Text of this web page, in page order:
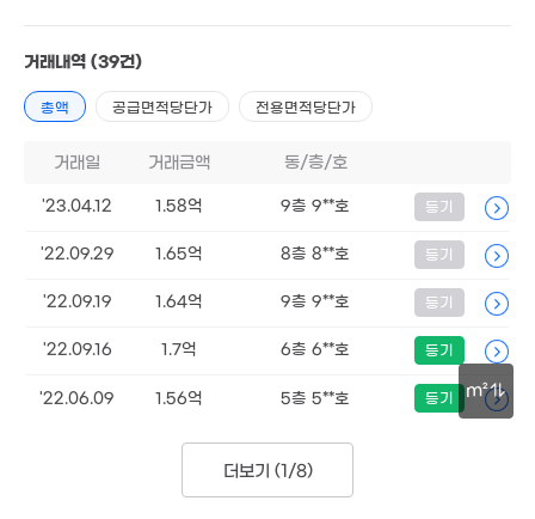
1.35억
56m²
1.03억
1.34억
63m²
1.1억
59m²
4억
156m²
0m²
12.02억
m²
거래내역 (39건)
총액 공급면적당단가 전용면적당단가
거래일 거래금액 동/층/호
'23.04.12 1.58억 9층 9**호 등기
'22.09.29 1.65억 8층 8**호 등기
'22.09.19 1.64억 9층 9**호 등기
'22.09.16 1.7억 6층 6**호 등기
'22.06.09 1.56억 5층 5**호 등기
더보기 (1/8)